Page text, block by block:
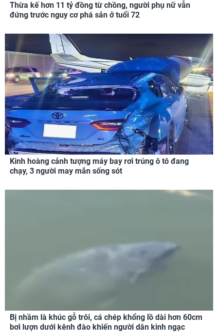
Thừa kế hơn 11 tỷ đồng từ chồng, người phụ nữ vẫn
đứng trước nguy cơ phá sản ở tuổi 72
Kinh hoàng cảnh tượng máy bay rơi trúng ô tô đang
chạy, 3 người may mắn sống sót
Bị nhầm là khúc gỗ trôi, cá chép khổng lồ dài hơn 60cm
bơi lượn dưới kênh đào khiến người dân kinh ngạc